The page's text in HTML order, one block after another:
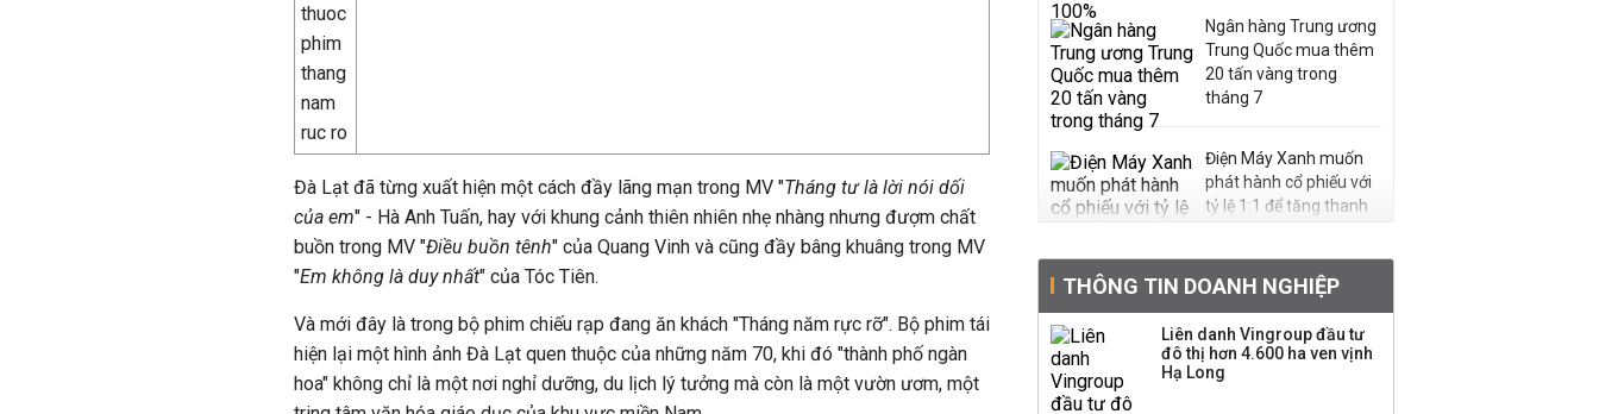
Đà Lạt đã từng xuất hiện một cách đầy lãng mạn trong MV "Tháng tư là lời nói dối
của em" - Hà Anh Tuấn, hay với khung cảnh thiên nhiên nhẹ nhàng nhưng đượm chất
buồn trong MV "Điều buồn tênh" của Quang Vinh và cũng đầy bâng khuâng trong MV
"Em không là duy nhất" của Tóc Tiên.
Và mới đây là trong bộ phim chiếu rạp đang ăn khách "Tháng năm rực rỡ". Bộ phim tái
hiện lại một hình ảnh Đà Lạt quen thuộc của những năm 70, khi đó "thành phố ngàn
hoa" không chỉ là một nơi nghỉ dưỡng, du lịch lý tưởng mà còn là một vườn ươm, một
Ngân hàng Trung ương
Trung Quốc mua thêm
20 tấn vàng trong
tháng 7
Điện Máy Xanh muốn
phát hành cổ phiếu với
tỷ lệ 1:1 để tăng thanh
Sau nhịp điều chỉnh
mạnh, CTCK nhìn thấy
cơ hội ở nhóm cổ phiếu
nào?
THÔNG TIN DOANH NGHIỆP
Liên danh Vingroup đầu tư
đô thị hơn 4.600 ha ven vịnh
Hạ Long